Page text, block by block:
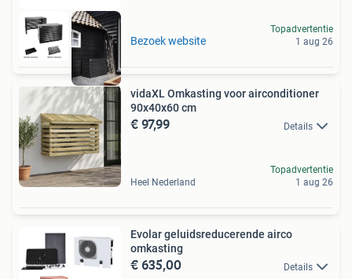
Bezoek website
Topadvertentie
1 aug 26
vidaXL Omkasting voor airconditioner
90x40x60 cm
€ 97,99 Details
Heel Nederland
Topadvertentie
1 aug 26
Evolar geluidsreducerende airco
omkasting
€ 635,00 Details